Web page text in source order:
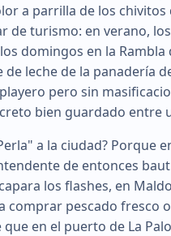
a parrilla de los chivitos
de turismo: en verano,
domingos en la Rambla
leche de la panadería
pero sin
bien guardado entre
a la ciudad? Porque
de entonces
los flashes, en
pescado fresco
en el puerto de La